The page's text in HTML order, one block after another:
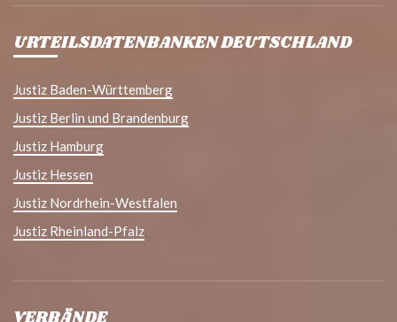
URTEILSDATENBANKEN DEUTSCHLAND
Justiz Baden-Württemberg
Justiz Berlin und Brandenburg
Justiz Hamburg
Justiz Hessen
Justiz Nordrhein-Westfalen
Justiz Rheinland-Pfalz